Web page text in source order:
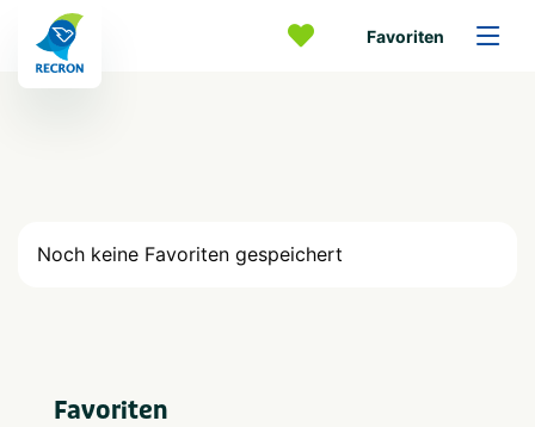
Favoriten
Noch keine Favoriten gespeichert
Favoriten